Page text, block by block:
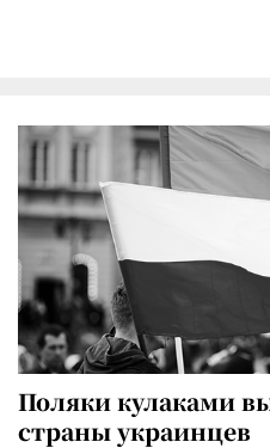
Поляки кулаками
страны украинцев